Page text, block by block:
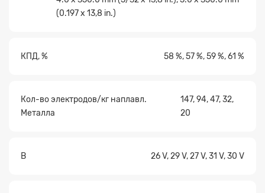
(0.197 x 13,8 in.)
КПД, % 58 %, 57 %, 59 %, 61 %
Кол-во электродов/кг наплавл.
Металла
147, 94, 47, 32,
20
В 26 V, 29 V, 27 V, 31 V, 30 V